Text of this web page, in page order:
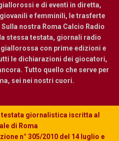
e di eventi in diretta,
e femminili, le trasferte
nostra Roma Calcio Radio
stessa testata, giornali radio
con prime edizioni e
le dichiarazioni dei giocatori,
Tutto quello che serve per
sei nei nostri cuori.
testata giornalistica iscritta al
di Roma
n° 305/2010 del 14 luglio e